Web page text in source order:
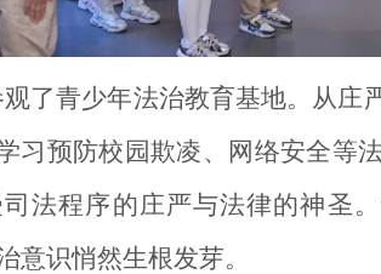
了青少年法治教育基地。从庄
习预防校园欺凌、网络安全等
法程序的庄严与法律的神圣
意识悄然生根发芽。